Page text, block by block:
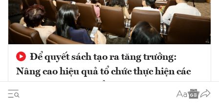
Để quyết sách tạo ra tăng trưởng:
Nâng cao hiệu quả tổ chức thực hiện các